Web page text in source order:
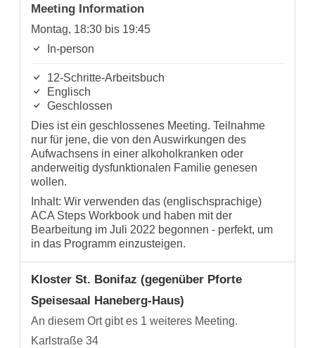
Meeting Information
Montag, 18:30 bis 19:45
In-person
12-Schritte-Arbeitsbuch
Englisch
Geschlossen
Dies ist ein geschlossenes Meeting. Teilnahme
nur für jene, die von den Auswirkungen des
Aufwachsens in einer alkoholkranken oder
anderweitig dysfunktionalen Familie genesen
wollen.
Inhalt: Wir verwenden das (englischsprachige)
ACA Steps Workbook und haben mit der
Bearbeitung im Juli 2022 begonnen - perfekt, um
in das Programm einzusteigen.
Kloster St. Bonifaz (gegenüber Pforte
Speisesaal Haneberg-Haus)
An diesem Ort gibt es 1 weiteres Meeting.
Karlstraße 34